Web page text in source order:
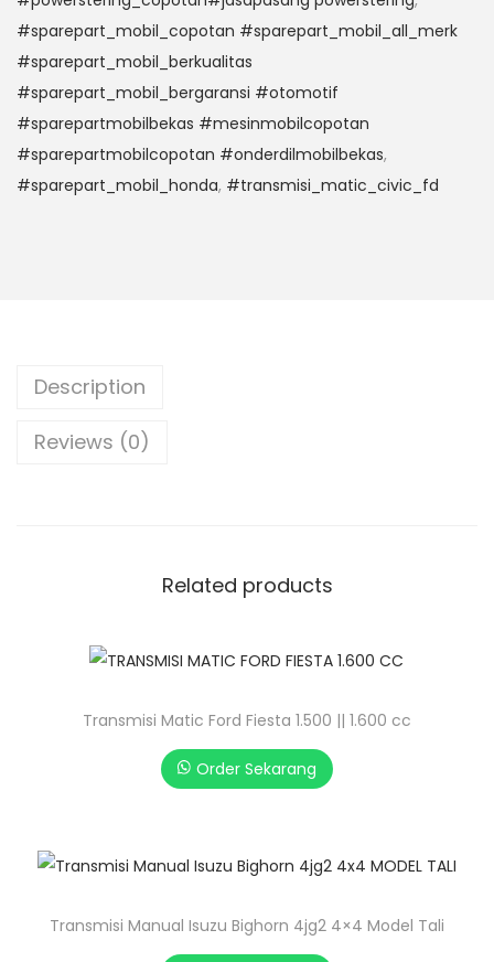
#sparepart_mobil_copotan #sparepart_mobil_all_merk
#sparepart_mobil_berkualitas
#sparepart_mobil_bergaransi #otomotif
#sparepartmobilbekas #mesinmobilcopotan
#sparepartmobilcopotan #onderdilmobilbekas,
#sparepart_mobil_honda, #transmisi_matic_civic_fd
Description
Reviews (0)
Related products
Transmisi Matic Ford Fiesta 1.500 || 1.600 cc
Order Sekarang
Transmisi Manual Isuzu Bighorn 4jg2 4×4 Model Tali